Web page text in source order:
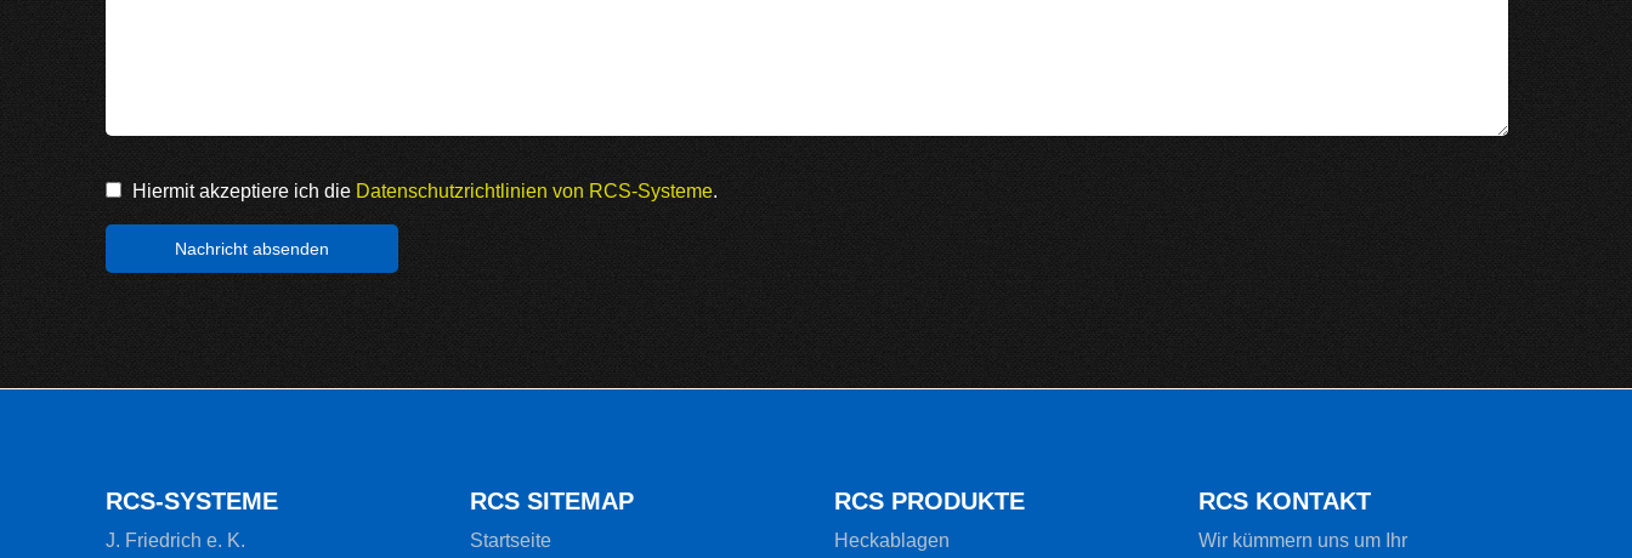
Hiermit akzeptiere ich die Datenschutzrichtlinien von RCS-Systeme.
RCS-SYSTEME
J. Friedrich e. K.
RCS SITEMAP
Startseite
RCS PRODUKTE
Heckablagen
RCS KONTAKT
Wir kümmern uns um Ihr